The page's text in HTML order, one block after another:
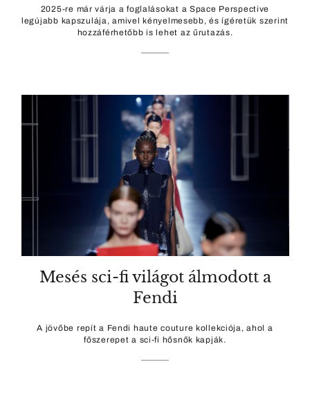
2025-re már várja a foglalásokat a Space Perspective
legújabb kapszulája, amivel kényelmesebb, és ígéretük szerint
hozzáférhetőbb is lehet az űrutazás.
Mesés sci-fi világot álmodott a
Fendi
A jövőbe repít a Fendi haute couture kollekciója, ahol a
főszerepet a sci-fi hősnők kapják.